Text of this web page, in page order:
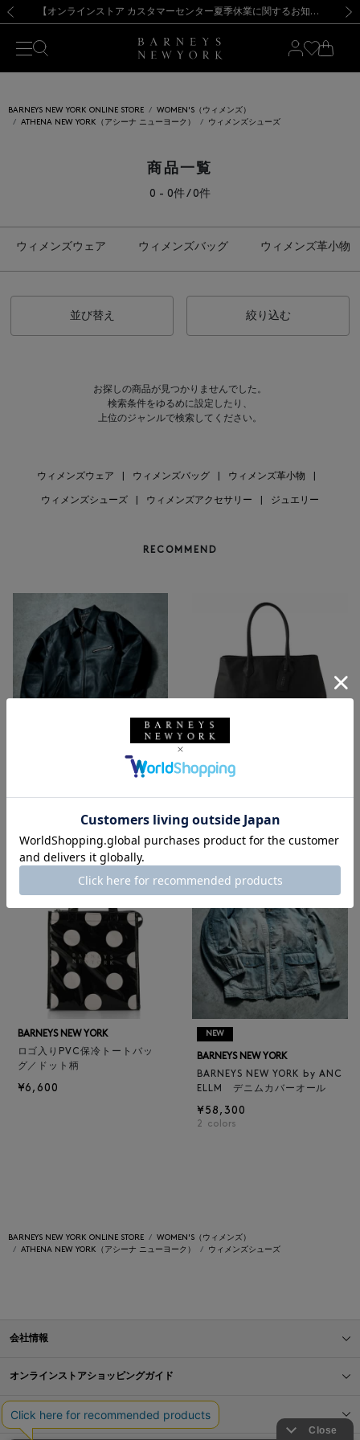
新規登録のお客様も対象！＜MY BARNEYS＞会員のお客様は11,000円（税込）以上のお買上げで常時送料無料！お買い物の際は会員登録を！
【夏季休業に伴う出荷一時停止のお知らせ】(2026.8.7) 【オンラインストア カスタマーセンター夏季休業に関するお知らせ】（2026.8.7）
【夏季休業に伴う返品・交換承り一時停止のお知らせ】（2026.8.5）
熊本県を中心とした地震の影響によるお荷物のお届けについて
【開催中】SUMMER SALEのご案内・ご注意事項 新規登録のお客様も対象！＜MY BARNEYS＞会員のお客様は11,000円（税込）以上のお買上げで常時送料無料！お買い物の際は会員登録を！
【夏季休業に伴う出荷一時停止のお知らせ】(2026.8.7)
BARNEYS NEW YORK ONLINE STORE
WOMEN'S（ウィメンズ）
ATHENA NEW YORK（アシーナ ニューヨーク）
ウィメンズシューズ
商品一覧
0 - 0件 / 0件
ウィメンズウェア ウィメンズバッグ ウィメンズ革小物
並び替え 絞り込む
お探しの商品が見つかりませんでした。
検索条件をゆるめに設定したり、
上位のジャンルで検索してください。
ウィメンズウェア ウィメンズバッグ ウィメンズ革小物
ウィメンズシューズ ウィメンズアクセサリー ジュエリー
RECOMMEND
ELLM ホースレザーブルゾン
¥165,000
BARNEYS NEW YORK
4 colors
BARNEYS NEW YORK
ロゴ入りPVC保冷トートバッ
グ／ドット柄
¥6,600
NEW
BARNEYS NEW YORK
BARNEYS NEW YORK by ANC
ELLM デニムカバーオール
¥58,300
2 colors
BARNEYS NEW YORK ONLINE STORE
WOMEN'S（ウィメンズ）
ATHENA NEW YORK（アシーナ ニューヨーク）
ウィメンズシューズ
会社情報
オンラインストアショッピングガイド
店舗情報